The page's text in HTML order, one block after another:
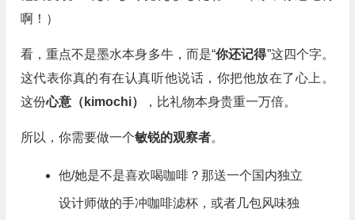
啊！）
看，重点不是墨水本身多牛，而是“你还记得”这四个字。
这代表你真的有在认真听他说话，你把他放在了心上。
这份心意（kimochi） ，比礼物本身贵重一万倍。
所以，你需要做一个敏锐的观察者。
他/她是不是喜欢喝咖啡？那送一个国内独立
设计师做的手冲咖啡滤杯，或者几包风味独